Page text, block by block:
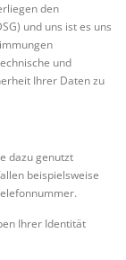
den
und uns ist es uns
und
Ihrer Daten zu
dazu genutzt
beispielsweise
Ihrer Identität